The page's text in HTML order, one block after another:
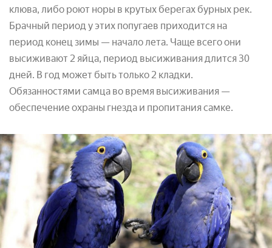
клюва, либо роют норы в крутых берегах бурных рек.
Брачный период у этих попугаев приходится на
период конец зимы — начало лета. Чаще всего они
высиживают 2 яйца, период высиживания длится 30
дней. В год может быть только 2 кладки.
Обязанностями самца во время высиживания —
обеспечение охраны гнезда и пропитания самке.